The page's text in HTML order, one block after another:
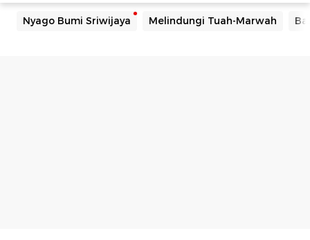
Nyago Bumi Sriwijaya Melindungi Tuah-Marwah